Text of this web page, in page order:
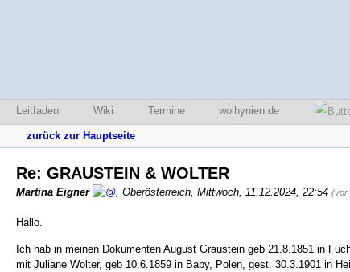
Leitfaden Wiki Termine wolhynien.de
zurück zur Hauptseite
Re: GRAUSTEIN & WOLTER
Martina Eigner , Oberösterreich, Mittwoch, 11.12.2024, 22:54 (vor
Hallo.
Ich hab in meinen Dokumenten August Graustein geb 21.8.1851 in
mit Juliane Wolter, geb 10.6.1859 in Baby, Polen, gest. 30.3.1901 in